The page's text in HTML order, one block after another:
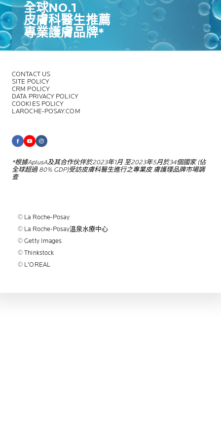
全球NO.1​
皮膚科醫生推薦​
專業護膚品牌*​
CONTACT US
SITE POLICY
CRM POLICY
DATA PRIVACY POLICY
COOKIES POLICY
LAROCHE-POSAY.COM
*根據AplusA及其合作伙伴於2023年1月至2023年5月於34個國家 (佔
全球超過80% GDP)受訪皮膚科醫生進行之專業皮膚護理品牌市場調
查
© La Roche-Posay
© La Roche-Posay溫泉水療中心
© Getty Images
© Thinkstock
© L'OREAL